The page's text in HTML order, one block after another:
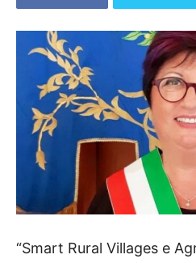
“Smart Rural Villages e